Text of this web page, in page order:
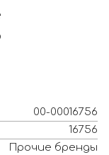
00-00016756
16756
Прочие бренды